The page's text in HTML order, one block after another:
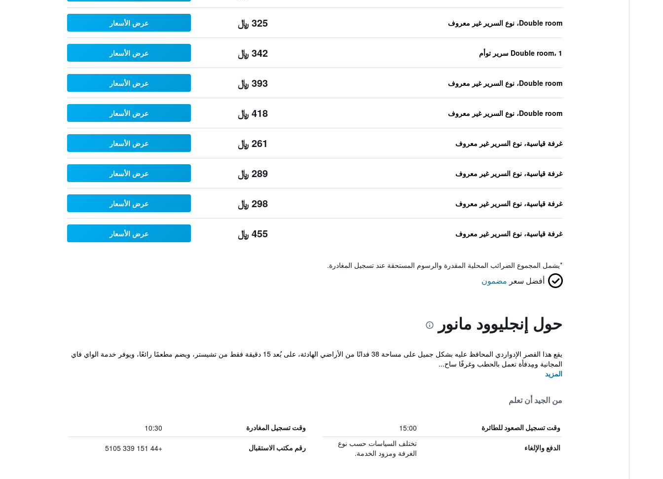
Double room، نوع السرير غير معروف 325 ﷼ عرض الأسعار
Double room، 1 سرير توأم 342 ﷼ عرض الأسعار
Double room، نوع السرير غير معروف 393 ﷼ عرض الأسعار
Double room، نوع السرير غير معروف 418 ﷼ عرض الأسعار
غرفة قياسية، نوع السرير غير معروف 261 ﷼ عرض الأسعار
غرفة قياسية، نوع السرير غير معروف 289 ﷼ عرض الأسعار
غرفة قياسية، نوع السرير غير معروف 298 ﷼ عرض الأسعار
غرفة قياسية، نوع السرير غير معروف 455 ﷼ عرض الأسعار
*يشمل المجموع الضرائب المحلية المقدرة والرسوم المستحقة عند تسجيل المغادرة.
أفضل سعر مضمون
حول إنجليوود مانور
يقع هذا القصر الإدواردي المحافظ عليه بشكل جميل على مساحة 38 فدانًا من الأراضي الهادئة، على بُعد 15 دقيقة فقط من تشيستر، ويضم مطعمًا رائعًا، ويوفر خدمة الواي فاي
المجانية ومِدفأة تعمل بالحطب وغرفًا ساح...
المزيد
من الجيد أن تعلم
وقت تسجيل الصعود للطائرة 15:00 وقت تسجيل المغادرة 10:30
الدفع والإلغاء
تختلف السياسات حسب نوع
الغرفة ومزود الخدمة.
رقم مكتب الاستقبال +44 151 339 5105